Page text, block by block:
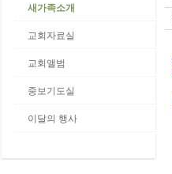
새가족소개
교회자료실
교회앨범
중보기도실
이달의 행사